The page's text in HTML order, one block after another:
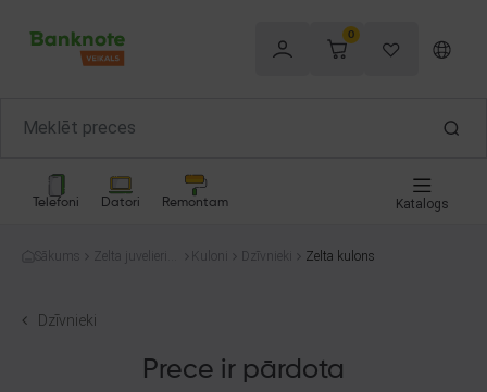
0
Telefoni Datori Remontam Katalogs
Sākums
Zelta juvelierizs
Kuloni Dzīvnieki Zelta kulons
Dzīvnieki
Prece ir pārdota